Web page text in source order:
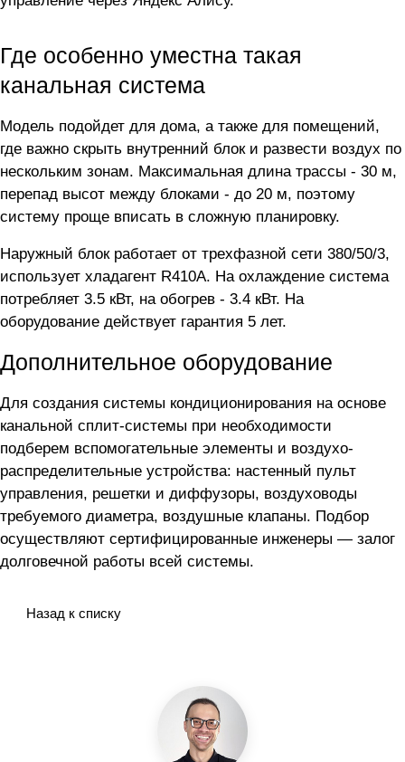
Где особенно уместна такая
канальная система
Модель подойдет для дома, а также для помещений,
где важно скрыть внутренний блок и развести воздух по
нескольким зонам. Максимальная длина трассы - 30 м,
перепад высот между блоками - до 20 м, поэтому
систему проще вписать в сложную планировку.
Наружный блок работает от трехфазной сети 380/50/3,
использует хладагент R410A. На охлаждение система
потребляет 3.5 кВт, на обогрев - 3.4 кВт. На
оборудование действует гарантия 5 лет.
Дополнительное оборудование
Для создания системы кондиционирования на основе
канальной сплит-системы при необходимости
подберем вспомогательные элементы и воздухо-
распределительные устройства: настенный пульт
управления, решетки и диффузоры, воздуховоды
требуемого диаметра, воздушные клапаны. Подбор
осуществляют сертифицированные инженеры — залог
долговечной работы всей системы.
Назад к списку